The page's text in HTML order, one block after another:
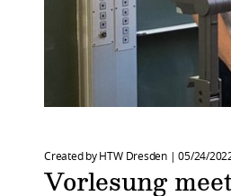
Created by HTW Dresden |05/24/
Vorlesung